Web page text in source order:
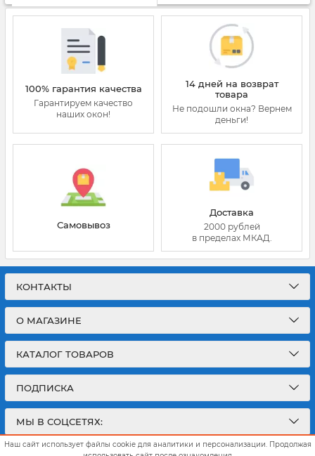
100% гарантия качества
Гарантируем качество
наших окон!
14 дней на возврат
товара
Не подошли окна? Вернем
деньги!
Самовывоз
Доставка
2000 рублей
в пределах МКАД.
КОНТАКТЫ
О МАГАЗИНЕ
КАТАЛОГ ТОВАРОВ
ПОДПИСКА
МЫ В СОЦСЕТЯХ:
Наш сайт использует файлы cookie для аналитики и персонализации. Продолжая